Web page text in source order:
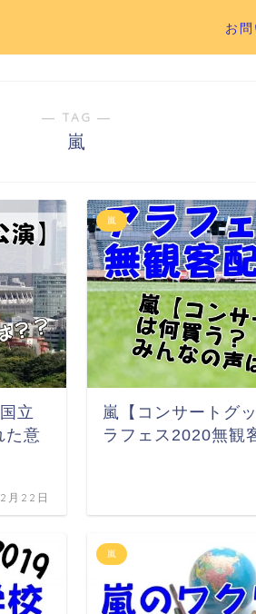
お
― TAG ―
嵐
立
た意
月22日
嵐
嵐【コンサートグ
ラフェス2020無観
嵐